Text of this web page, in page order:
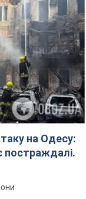
на Одесу:
постраждалі.